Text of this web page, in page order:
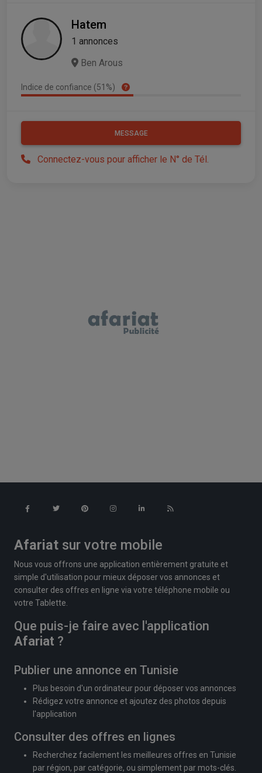
Hatem
1 annonces
Ben Arous
Indice de confiance (51%)
MESSAGE
Connectez-vous pour afficher le N° de Tél.
Afariat sur votre mobile
Nous vous offrons une application entièrement gratuite et
simple d'utilisation pour mieux déposer vos annonces et
consulter des offres en ligne via votre téléphone mobile ou
votre Tablette.
Que puis-je faire avec l'application
Afariat ?
Publier une annonce en Tunisie
Plus besoin d'un ordinateur pour déposer vos annonces
Rédigez votre annonce et ajoutez des photos depuis
l'application
Consulter des offres en lignes
Recherchez facilement les meilleures offres en Tunisie
par région, par catégorie, ou simplement par mots-clés.